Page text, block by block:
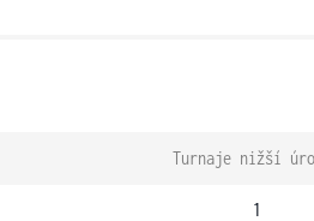
Turnaje nižší
1